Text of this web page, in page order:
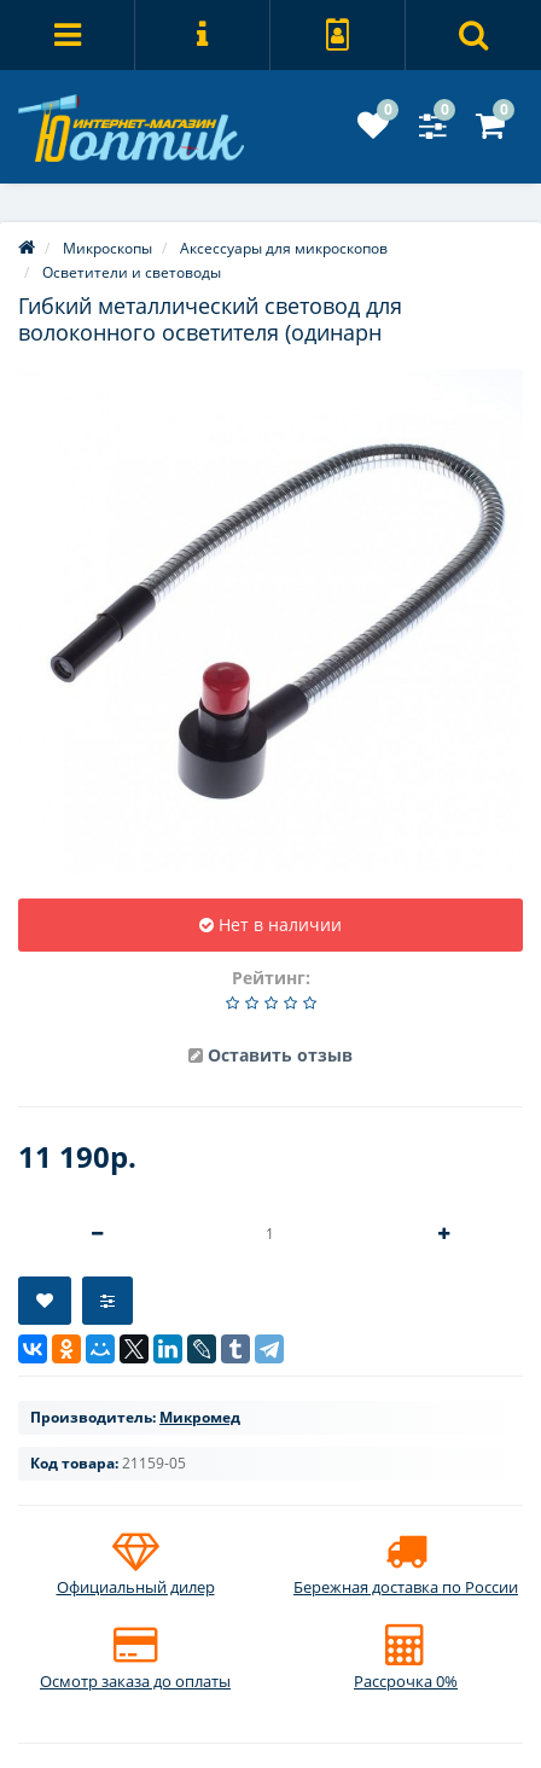
0 0 0
Микроскопы
Аксессуары для микроскопов
Осветители и световоды
Гибкий металлический световод для
волоконного осветителя (одинарн
Нет в наличии
Рейтинг:
Оставить отзыв
11 190р.
Производитель: Микромед
Код товара:21159-05
Официальный дилер Бережная доставка по России
Осмотр заказа до оплаты Рассрочка 0%